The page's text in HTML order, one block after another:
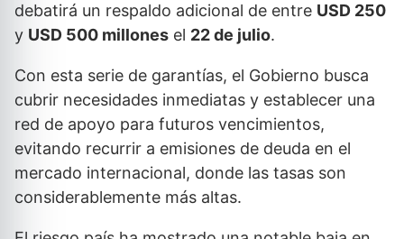
debatirá un respaldo adicional de entre USD 250
y USD 500 millones el 22 de julio.
Con esta serie de garantías, el Gobierno busca
cubrir necesidades inmediatas y establecer una
red de apoyo para futuros vencimientos,
evitando recurrir a emisiones de deuda en el
mercado internacional, donde las tasas son
considerablemente más altas.